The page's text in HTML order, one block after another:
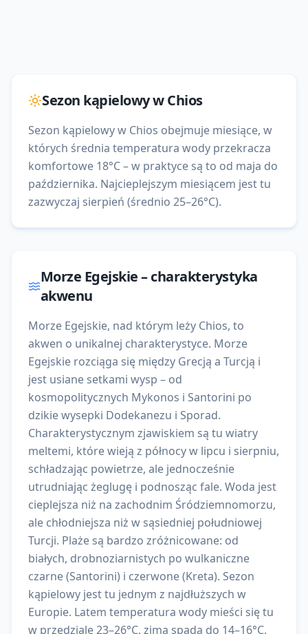
Sezon kąpielowy wChios
Sezon kąpielowy w Chios obejmuje miesiące, w
których średnia temperatura wody przekracza
komfortowe 18°C – w praktyce są to od maja do
października. Najcieplejszym miesiącem jest tu
zazwyczaj sierpień (średnio 25–26°C).
Morze Egejskie– charakterystyka
akwenu
Morze Egejskie, nad którym leży Chios, to
akwen o unikalnej charakterystyce. Morze
Egejskie rozciąga się między Grecją a Turcją i
jest usiane setkami wysp – od
kosmopolitycznych Mykonos i Santorini po
dzikie wysepki Dodekanezu i Sporad.
Charakterystycznym zjawiskiem są tu wiatry
meltemi, które wieją z północy w lipcu i sierpniu,
schładzając powietrze, ale jednocześnie
utrudniając żeglugę i podnosząc fale. Woda jest
cieplejsza niż na zachodnim Śródziemnomorzu,
ale chłodniejsza niż w sąsiedniej południowej
Turcji. Plaże są bardzo zróżnicowane: od
białych, drobnoziarnistych po wulkaniczne
czarne (Santorini) i czerwone (Kreta). Sezon
kąpielowy jest tu jednym z najdłuższych w
Europie. Latem temperatura wody mieści się tu
w przedziale 23–26°C, zimą spada do 14–16°C.